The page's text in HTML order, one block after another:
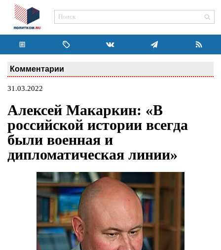
Комментарии
31.03.2022
Алексей Макаркин: «В
российской истории всегда
были военная и
дипломатическая линии»